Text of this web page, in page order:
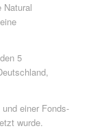
Natural
5
einer Fonds-
wurde.